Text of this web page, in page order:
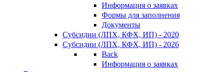
Информация о заявках
Формы для заполнения
Документы
Субсидии (ЛПХ, КФХ, ИП) - 2020
Субсидии (ЛПХ, КФХ, ИП) - 2026
Back
Информация о заявках